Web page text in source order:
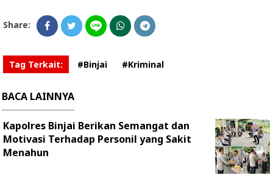
Share:
Tag Terkait: #Binjai #Kriminal
BACA LAINNYA
Kapolres Binjai Berikan Semangat dan
Motivasi Terhadap Personil yang Sakit
Menahun